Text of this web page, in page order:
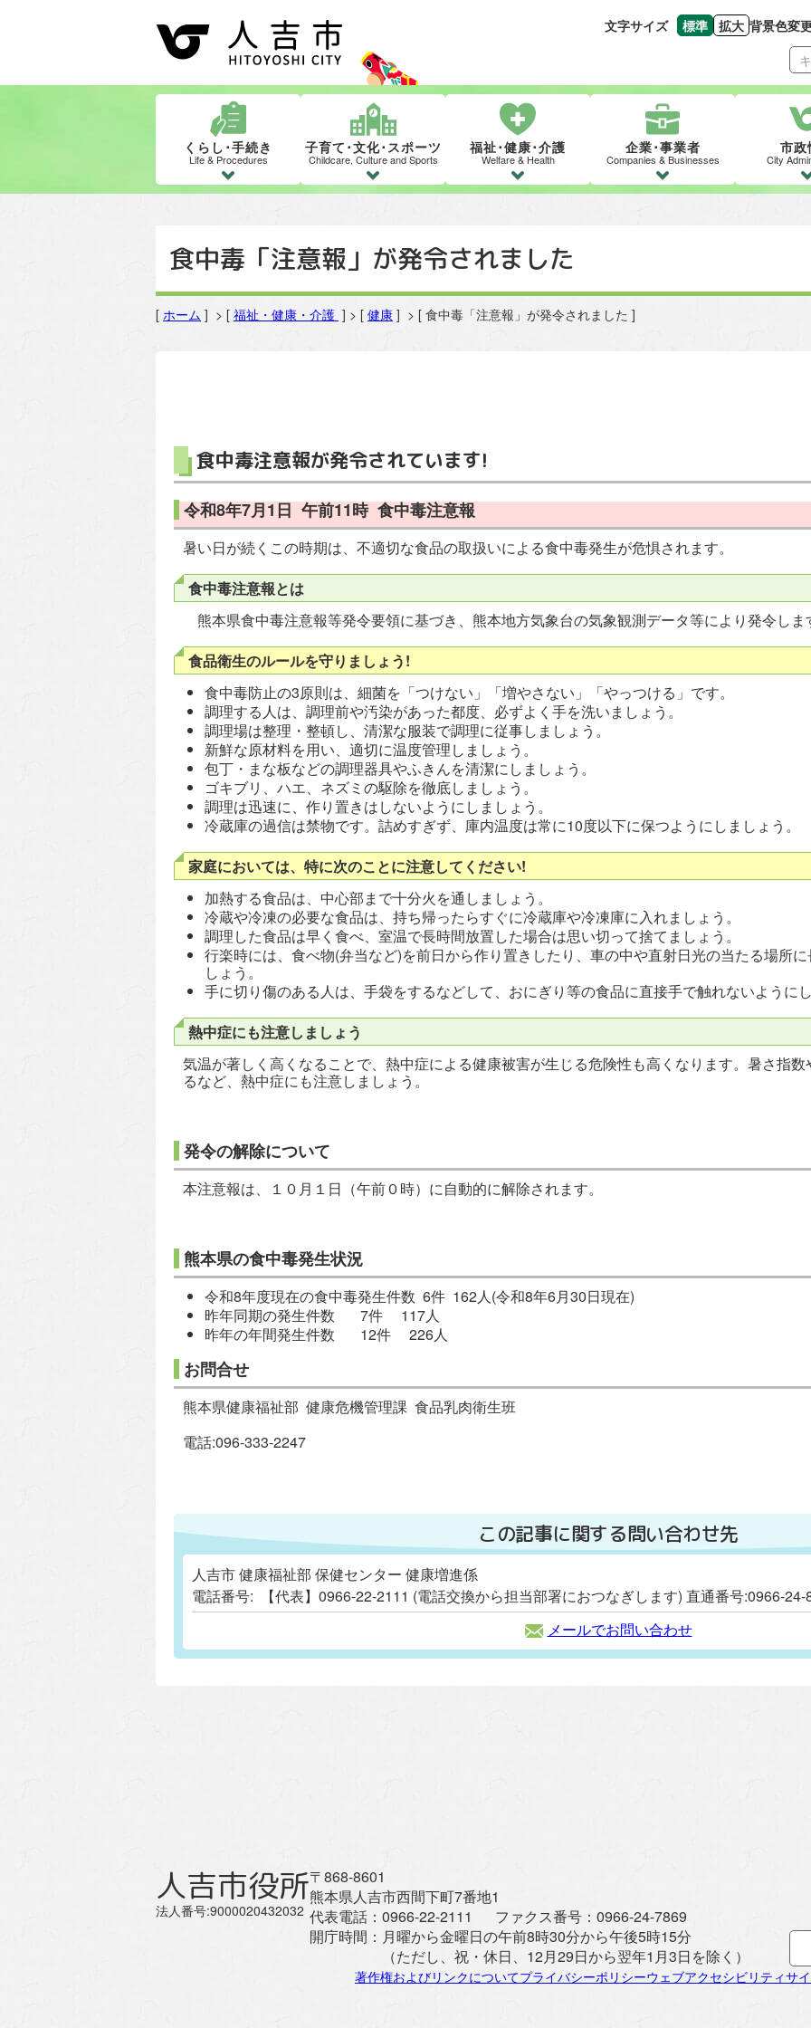
文字サイズ 標準
文字の大きさをもと
拡大
文字を大きくす
背景色変
くらし･手続き
Life & Procedures
子育て･文化･スポーツ
Childcare, Culture and Sports
福祉･健康･介護
Welfare & Health
企業･事業者
Companies & Businesses
市政
City
食中毒「注意報」が発令されました
[ ホーム ] > [ 福祉・健康・介護 ] > [ 健康 ] > [ 食中毒「注意報」が発令されました ]
食中毒注意報が発令されています!
令和8年7月1日 午前11時 食中毒注意報
暑い日が続くこの時期は、不適切な食品の取扱いによる食中毒発生が危惧されます。
食中毒注意報とは
熊本県食中毒注意報等発令要領に基づき、熊本地方気象台の気象観測データ等により発令しま
食品衛生のルールを守りましょう!
食中毒防止の3原則は、細菌を「つけない」「増やさない」「やっつける」です。
調理する人は、調理前や汚染があった都度、必ずよく手を洗いましょう。
調理場は整理・整頓し、清潔な服装で調理に従事しましょう。
新鮮な原材料を用い、適切に温度管理しましょう。
包丁・まな板などの調理器具やふきんを清潔にしましょう。
ゴキブリ、ハエ、ネズミの駆除を徹底しましょう。
調理は迅速に、作り置きはしないようにしましょう。
冷蔵庫の過信は禁物です。詰めすぎず、庫内温度は常に10度以下に保つようにしましょう。
家庭においては、特に次のことに注意してください!
加熱する食品は、中心部まで十分火を通しましょう。
冷蔵や冷凍の必要な食品は、持ち帰ったらすぐに冷蔵庫や冷凍庫に入れましょう。
調理した食品は早く食べ、室温で長時間放置した場合は思い切って捨てましょう。
行楽時には、食べ物(弁当など)を前日から作り置きしたり、車の中や直射日光の当たる場所
しょう。
手に切り傷のある人は、手袋をするなどして、おにぎり等の食品に直接手で触れないように
熱中症にも注意しましょう
気温が著しく高くなることで、熱中症による健康被害が生じる危険性も高くなります。暑さ指
るなど、熱中症にも注意しましょう。
発令の解除について
本注意報は、１０月１日（午前０時）に自動的に解除されます。
熊本県の食中毒発生状況
令和8年度現在の食中毒発生件数 6件 162人(令和8年6月30日現在)
昨年同期の発生件数 7件 117人
昨年の年間発生件数 12件 226人
お問合せ
熊本県健康福祉部 健康危機管理課 食品乳肉衛生班
電話:096-333-2247
この記事に関する問い合わせ先
人吉市 健康福祉部 保健センター 健康増進係
電話番号:
【代表】0966-22-2111 (電話交換から担当部署におつなぎします) 直通番号:0966-24-
メールでお問い合わせ
人吉市役所
法人番号:9000020432032
〒868-8601
熊本県人吉市西間下町7番地1
代表電話： 0966-22-2111 ファクス番号： 0966-24-7869
開庁時間： 月曜から金曜日の午前8時30分から午後5時15分
（ただし、祝・休日、12月29日から翌年1月3日を除く）
著作権およびリンクについてプライバシーポリシーウェブアクセシビリティサ